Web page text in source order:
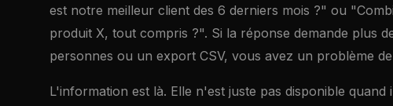
est notre meilleur client des 6 derniers mois ?" ou
produit X, tout compris ?". Si la réponse demande plus
personnes ou un export CSV, vous avez un problème
L'information est là. Elle n'est juste pas disponible quand